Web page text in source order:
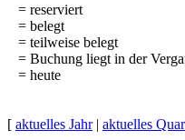
= reserviert
= belegt
= teilweise belegt
= Buchung liegt in der
= heute
[ aktuelles Jahr| aktuelles